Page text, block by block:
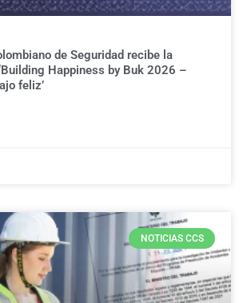
de Seguridad recibe la
Happiness by Buk 2026 –
feliz’
NOTICIAS CCS